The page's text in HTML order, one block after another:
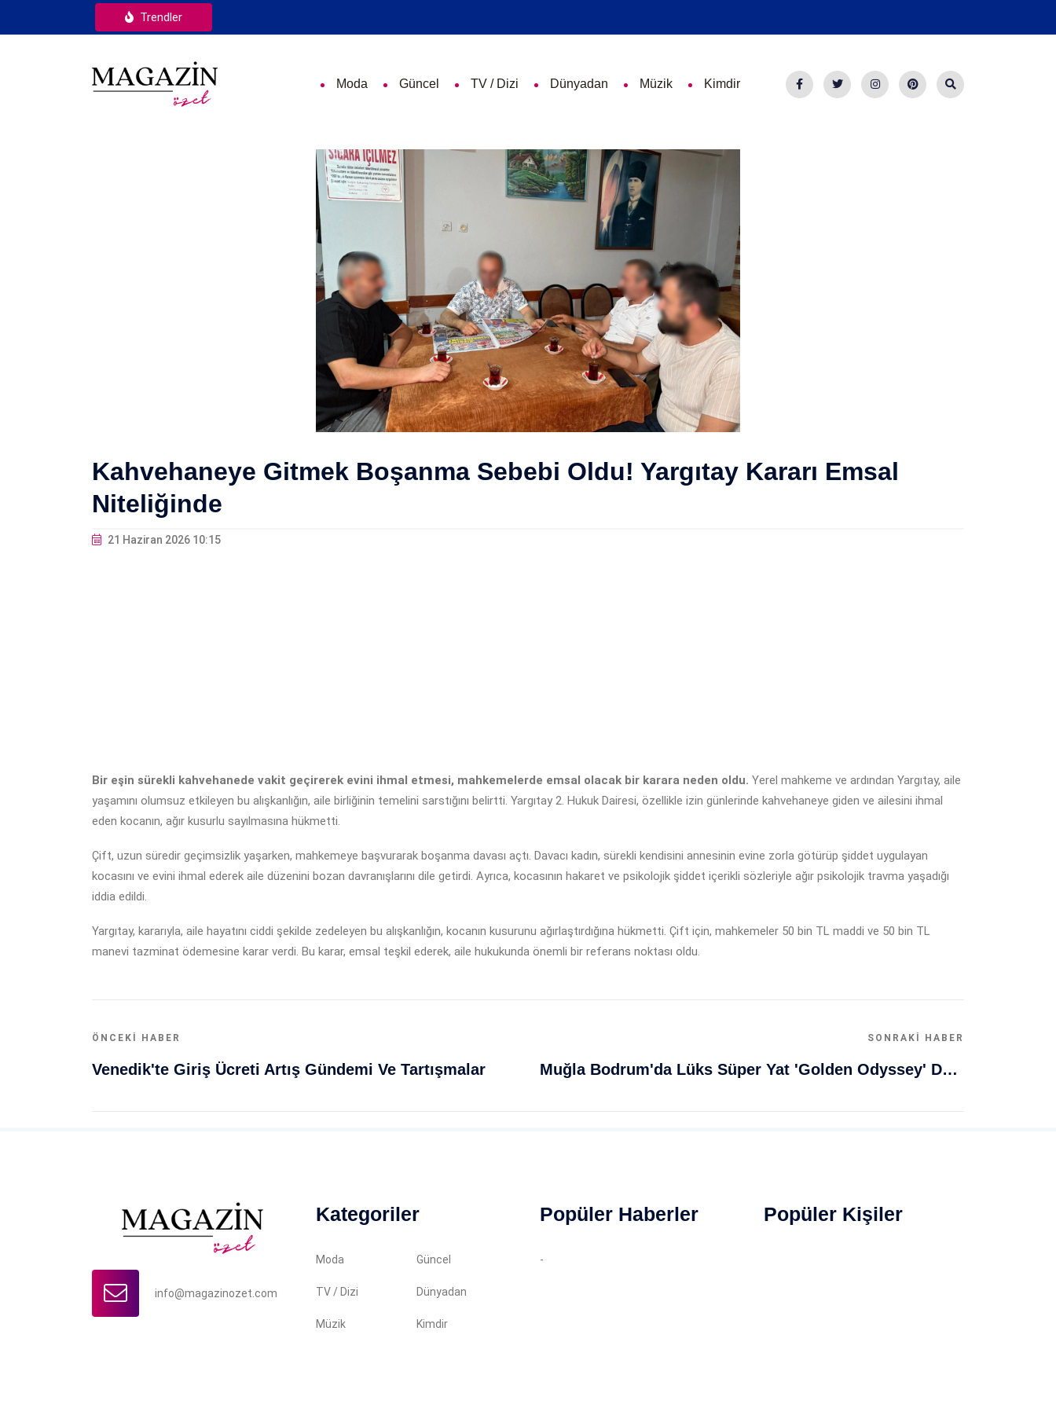
Trendler
Moda Güncel TV / Dizi Dünyadan Müzik Kimdir
Kahvehaneye Gitmek Boşanma Sebebi Oldu! Yargıtay Kararı Emsal
Niteliğinde
21 Haziran 2026 10:15
Bir eşin sürekli kahvehanede vakit geçirerek evini ihmal etmesi, mahkemelerde emsal olacak bir karara neden oldu. Yerel mahkeme ve ardından Yargıtay, aile
yaşamını olumsuz etkileyen bu alışkanlığın, aile birliğinin temelini sarstığını belirtti. Yargıtay 2. Hukuk Dairesi, özellikle izin günlerinde kahvehaneye giden ve ailesini ihmal
eden kocanın, ağır kusurlu sayılmasına hükmetti.
Çift, uzun süredir geçimsizlik yaşarken, mahkemeye başvurarak boşanma davası açtı. Davacı kadın, sürekli kendisini annesinin evine zorla götürüp şiddet uygulayan
kocasını ve evini ihmal ederek aile düzenini bozan davranışlarını dile getirdi. Ayrıca, kocasının hakaret ve psikolojik şiddet içerikli sözleriyle ağır psikolojik travma yaşadığı
iddia edildi.
Yargıtay, kararıyla, aile hayatını ciddi şekilde zedeleyen bu alışkanlığın, kocanın kusurunu ağırlaştırdığına hükmetti. Çift için, mahkemeler 50 bin TL maddi ve 50 bin TL
manevi tazminat ödemesine karar verdi. Bu karar, emsal teşkil ederek, aile hukukunda önemli bir referans noktası oldu.
ÖNCEKI HABER
Venedik'te Giriş Ücreti Artış Gündemi Ve Tartışmalar
SONRAKI HABER
Muğla Bodrum'da Lüks Süper Yat 'Golden Odyssey' Demirledi
info@magazinozet.com
Kategoriler
Moda Güncel
TV / Dizi Dünyadan
Müzik Kimdir
Popüler Haberler
-
Popüler Kişiler